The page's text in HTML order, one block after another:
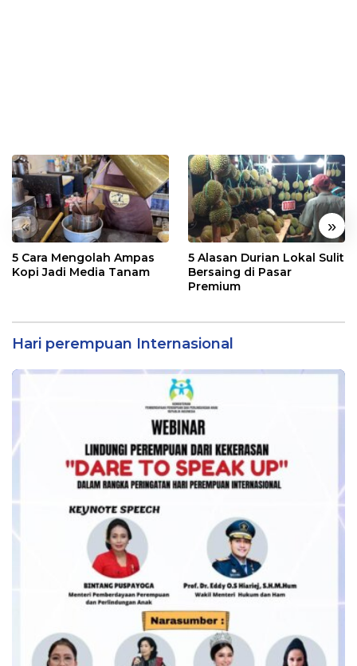
« »
5 Cara Mengolah Ampas
Kopi Jadi Media Tanam
5 Alasan Durian Lokal Sulit
Bersaing di Pasar
Premium
Hari perempuan Internasional